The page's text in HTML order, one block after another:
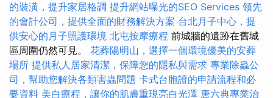
的裝潢，提升家居格調 提升網站曝光的SEO Services 領先
的會計公司，提供全面的財務解決方案 台北月子中心，提
供安心的月子照護環境 北屯按摩療程 前城牆的遺跡在舊城
區周圍仍然可見。 花葬陽明山，選擇一個環境優美的安葬
場所 提供私人居家清潔，保障您的隱私與需求 專業除蟲公
司，幫助您解決各類害蟲問題 卡式台胞證的申請流程和必
要資料 美白療程，讓你的肌膚重現亮白光澤 唐六典專業治